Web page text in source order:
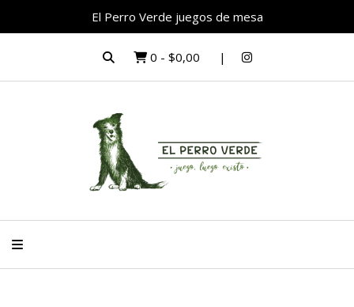
El Perro Verde juegos de mesa
0 - $0,00